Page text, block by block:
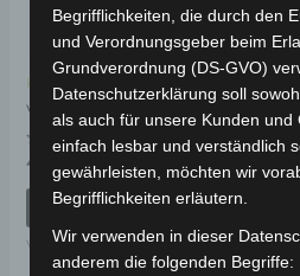
Kostenloser Versand
VS1 KOFFERRAUM
Bewertet
0
49,00 € *
IN DEN WARENKORB
VS1
mit
VS1
Begrifflichkeiten, die durch den
und Verordnungsgeber beim
Grundverordnung (DS-GVO)
Datenschutzerklärung soll
als auch für unsere Kunden und
einfach lesbar und verständlich
gewährleisten, möchten wir
Begrifflichkeiten erläutern.
Wir verwenden in dieser
anderem die folgenden Begriffe: